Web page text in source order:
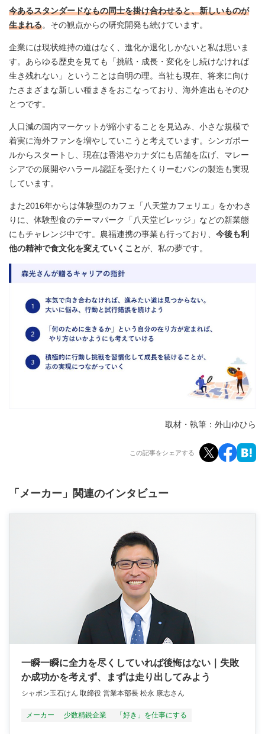
今あるスタンダードなもの同士を掛け合わせると、新しいものが
生まれる。その観点からの研究開発も続けています。
企業には現状維持の道はなく、進化か退化しかないと私は思いま
す。あらゆる歴史を見ても「挑戦・成長・変化をし続けなければ
生き残れない」ということは自明の理。当社も現在、将来に向け
たさまざまな新しい種まきをおこなっており、海外進出もそのひ
とつです。
人口減の国内マーケットが縮小することを見込み、小さな規模で
着実に海外ファンを増やしていこうと考えています。シンガポー
ルからスタートし、現在は香港やカナダにも店舗を広げ、マレー
シアでの展開やハラール認証を受けたくりーむパンの製造も実現
しています。
また2016年からは体験型のカフェ「八天堂カフェリエ」をかわき
りに、体験型食のテーマパーク「八天堂ビレッジ」などの新業態
にもチャレンジ中です。農福連携の事業も行っており、 今後も利
他の精神で食文化を変えていくことが、私の夢です。
取材・執筆：外山ゆひら
この記事をシェアする
「メーカー」関連のインタビュー
一瞬一瞬に全力を尽くしていれば後悔はない｜失敗
か成功かを考えず、まずは走り出してみよう
シャボン玉石けん 取締役 営業本部長 松永 康志さん
メーカー 少数精鋭企業 「好き」を仕事にする